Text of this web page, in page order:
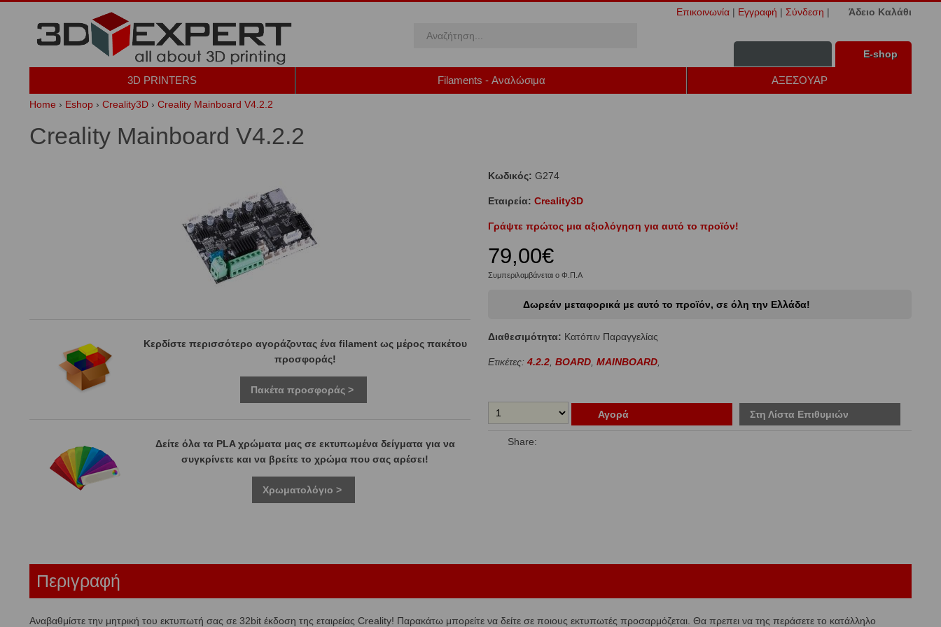
Επικοινωνία | Εγγραφή | Σύνδεση | Άδειο Καλάθι
Ε-shop
3D PRINTERS Filaments - Αναλώσιμα ΑΞΕΣΟΥΑΡ
Home › Eshop › Creality3D › Creality Mainboard V4.2.2
Creality Mainboard V4.2.2
Κερδίστε περισσότερο αγοράζοντας ένα filament ως μέρος πακέτου
προσφοράς!
Πακέτα προσφοράς >
Δείτε όλα τα PLA χρώματα μας σε εκτυπωμένα δείγματα για να
συγκρίνετε και να βρείτε το χρώμα που σας αρέσει!
Χρωματολόγιο >
Κωδικός: G274
Εταιρεία: Creality3D
Γράψτε πρώτος μια αξιολόγηση για αυτό το προϊόν!
79,00€
Συμπεριλαμβάνεται ο Φ.Π.Α
Δωρεάν μεταφορικά με αυτό το προϊόν, σε όλη την Ελλάδα!
Διαθεσιμότητα: Κατόπιν Παραγγελίας
Ετικέτες:4.2.2,BOARD,MAINBOARD,
Αγορά Στη Λίστα Επιθυμιών
Share:
Περιγραφή
Αναβαθμίστε την μητρική του εκτυπωτή σας σε 32bit έκδοση της εταιρείας Creality! Παρακάτω μπορείτε να δείτε σε ποιους εκτυπωτές προσαρμόζεται. Θα πρεπει να της περάσετε το κατάλληλο